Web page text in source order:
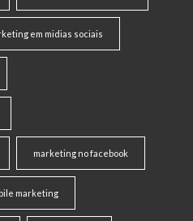
em midias sociais
marketing no facebook
marketing